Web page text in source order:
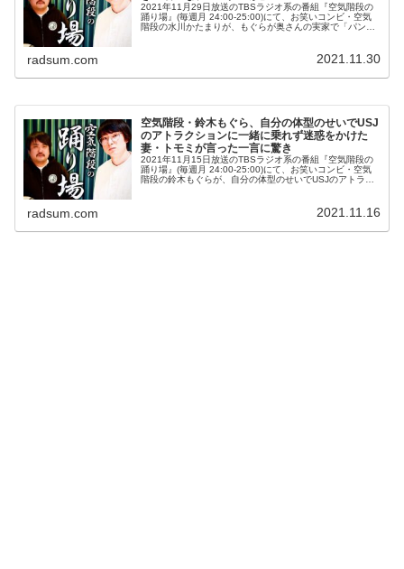
2021年11月29日放送のTBSラジオ系の番組『空気階段の
踊り場』(毎週月 24:00-25:00)にて、お笑いコンビ・空気
階段の水川かたまりが、もぐらが奥さんの実家で「パンイ
radsum.com 2021.11.30
空気階段・鈴木もぐら、自分の体型のせいでUSJ
のアトラクションに一緒に乗れず迷惑をかけた
妻・トモミが言った一言に驚き
2021年11月15日放送のTBSラジオ系の番組『空気階段の
踊り場』(毎週月 24:00-25:00)にて、お笑いコンビ・空気
階段の鈴木もぐらが、自分の体型のせいでUSJのアトラク
radsum.com 2021.11.16